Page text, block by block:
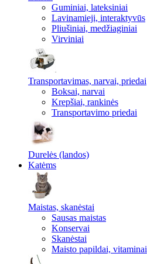
Guminiai, lateksiniai
Lavinamieji, interaktyvūs
Pliušiniai, medžiaginiai
Virviniai
Transportavimas, narvai, priedai
Boksai, narvai
Krepšiai, rankinės
Transportavimo priedai
Durelės (landos)
Katėms
Maistas, skanėstai
Sausas maistas
Konservai
Skanėstai
Maisto papildai, vitaminai